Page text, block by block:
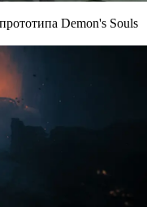
Demon's Souls